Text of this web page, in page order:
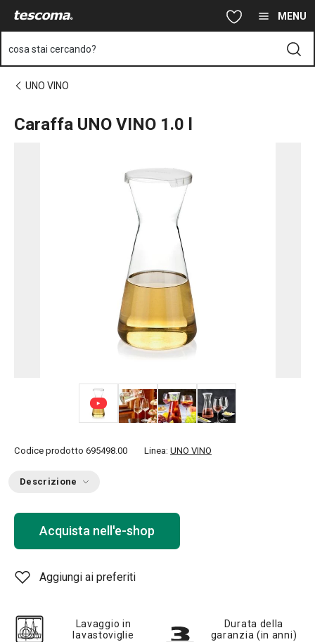
Vai al contenuto principale MENU
cosa stai cercando?
UNO VINO
Caraffa UNO VINO 1.0 l
Codice prodotto 695498.00 Linea: UNO VINO
Descrizione
Acquista nell'e-shop
Aggiungi ai preferiti
Lavaggio in
lavastoviglie
Durata della
garanzia (in anni)